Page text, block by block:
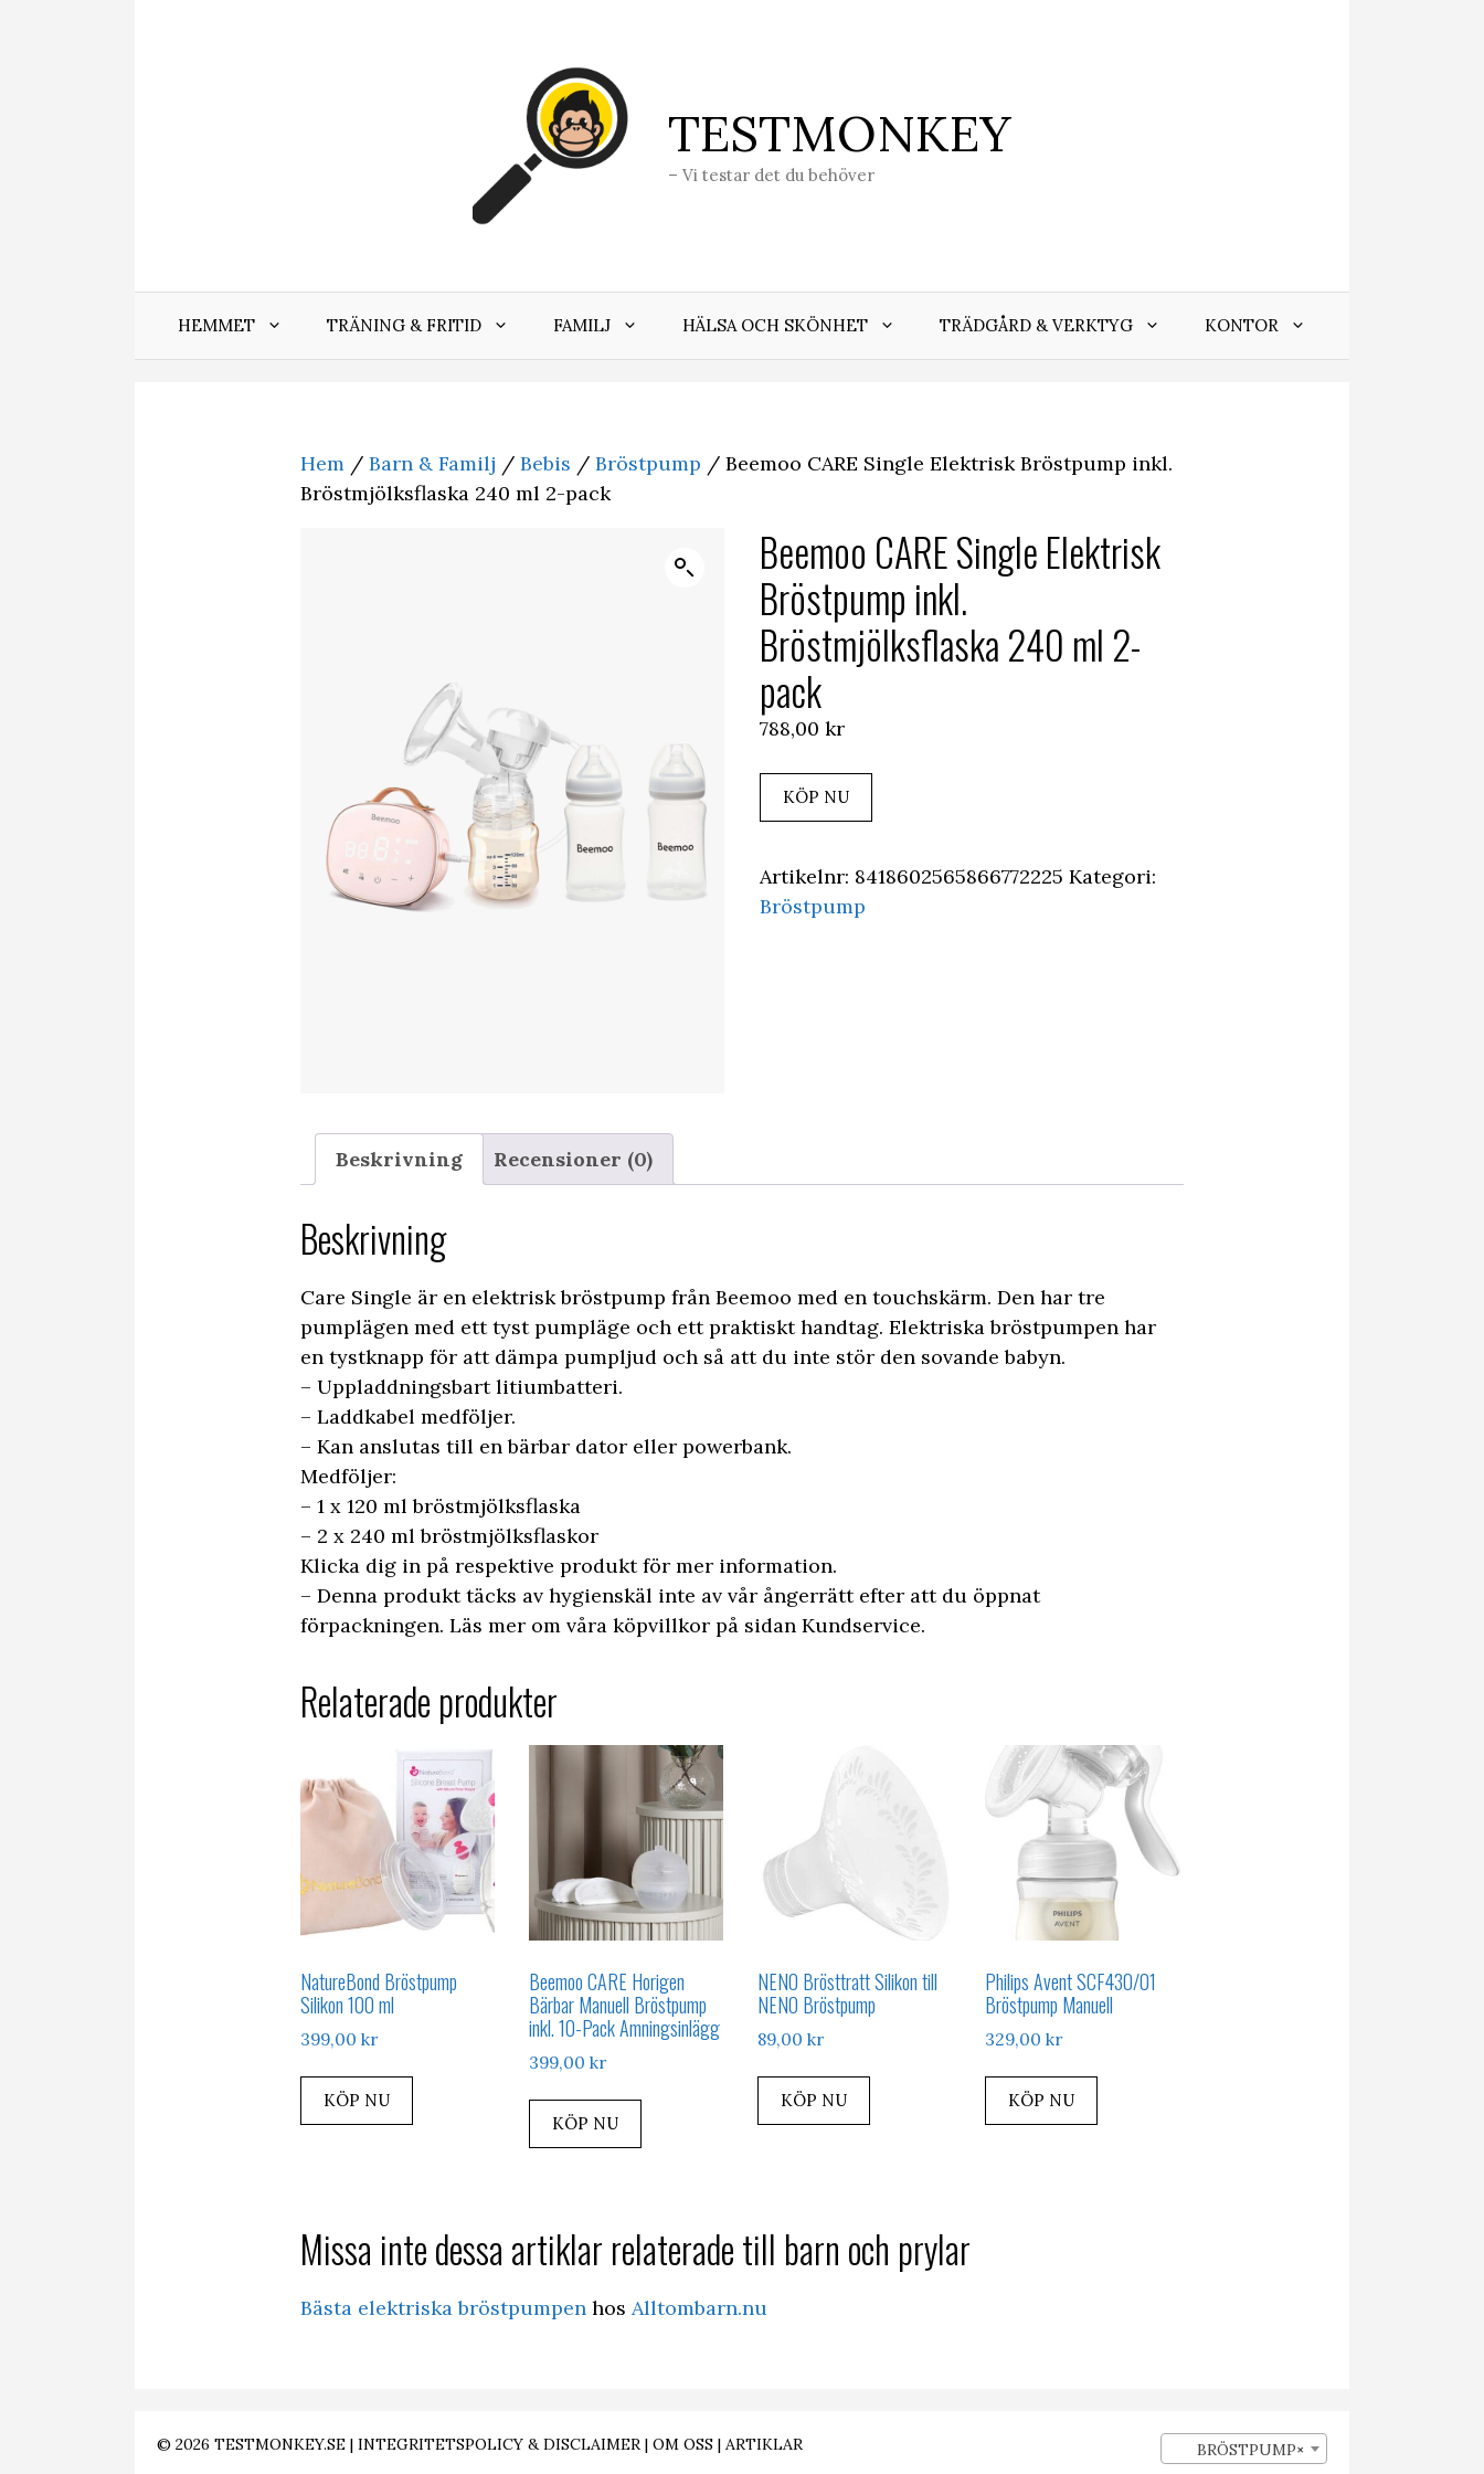
TESTMONKEY
– Vi testar det du behöver
HEMMET TRÄNING & FRITID FAMILJ HÄLSA OCH SKÖNHET TRÄDGÅRD & VERKTYG KONTOR
Hem / Barn & Familj / Bebis / Bröstpump / Beemoo CARE Single Elektrisk Bröstpump inkl.
Bröstmjölksflaska 240 ml 2-pack
Beemoo CARE Single Elektrisk
Bröstpump inkl.
Bröstmjölksflaska 240 ml 2-
pack
788,00 kr
KÖP NU
Artikelnr: 8418602565866772225 Kategori:
Bröstpump
Beskrivning Recensioner (0)
Beskrivning
Care Single är en elektrisk bröstpump från Beemoo med en touchskärm. Den har tre
pumplägen med ett tyst pumpläge och ett praktiskt handtag. Elektriska bröstpumpen har
en tystknapp för att dämpa pumpljud och så att du inte stör den sovande babyn.
– Uppladdningsbart litiumbatteri.
– Laddkabel medföljer.
– Kan anslutas till en bärbar dator eller powerbank.
Medföljer:
– 1 x 120 ml bröstmjölksflaska
– 2 x 240 ml bröstmjölksflaskor
Klicka dig in på respektive produkt för mer information.
– Denna produkt täcks av hygienskäl inte av vår ångerrätt efter att du öppnat
förpackningen. Läs mer om våra köpvillkor på sidan Kundservice.
Relaterade produkter
NatureBond Bröstpump
Silikon 100 ml
399,00 kr
KÖP NU
Beemoo CARE Horigen
Bärbar Manuell Bröstpump
inkl. 10-Pack Amningsinlägg
399,00 kr
KÖP NU
NENO Brösttratt Silikon till
NENO Bröstpump
89,00 kr
KÖP NU
Philips Avent SCF430/01
Bröstpump Manuell
329,00kr
KÖP NU
Missa inte dessa artiklar relaterade till barn och prylar
Bästa elektriska bröstpumpen hos Alltombarn.nu
×
BRÖSTPUMP
© 2026 TESTMONKEY.SE | INTEGRITETSPOLICY & DISCLAIMER | OM OSS | ARTIKLAR